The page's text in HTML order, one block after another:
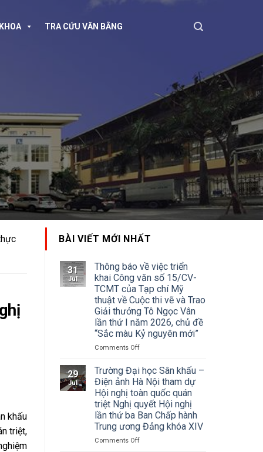
KHOA TRA CỨU VĂN BẰNG
khấu
triệt,
BÀI VIẾT MỚI NHẤT
31
Jul
Thông báo về việc triển
khai Công văn số 15/CV-
TCMT của Tạp chí Mỹ
thuật về Cuộc thi vẽ và Trao
Giải thưởng Tô Ngọc Vân
lần thứ I năm 2026, chủ đề
“Sắc màu Kỷ nguyên mới”
Comments Offon
báo
về
việc
triển
khai
Công
văn
số
29
Jul
Trường Đại học Sân khấu –
Điện ảnh Hà Nội tham dự
Hội nghị toàn quốc quán
triệt Nghị quyết Hội nghị
lần thứ ba Ban Chấp hành
Trung ương Đảng khóa XIV
Comments Offon